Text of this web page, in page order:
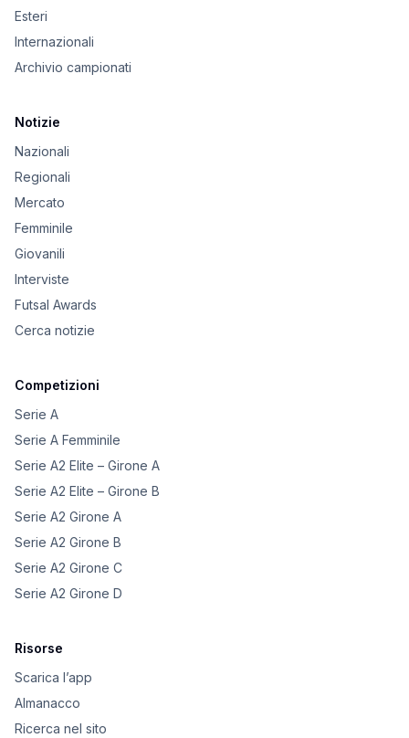
Esteri
Internazionali
Archivio campionati
Notizie
Nazionali
Regionali
Mercato
Femminile
Giovanili
Interviste
Futsal Awards
Cerca notizie
Competizioni
Serie A
Serie A Femminile
Serie A2 Elite – Girone A
Serie A2 Elite – Girone B
Serie A2 Girone A
Serie A2 Girone B
Serie A2 Girone C
Serie A2 Girone D
Risorse
Scarica l’app
Almanacco
Ricerca nel sito